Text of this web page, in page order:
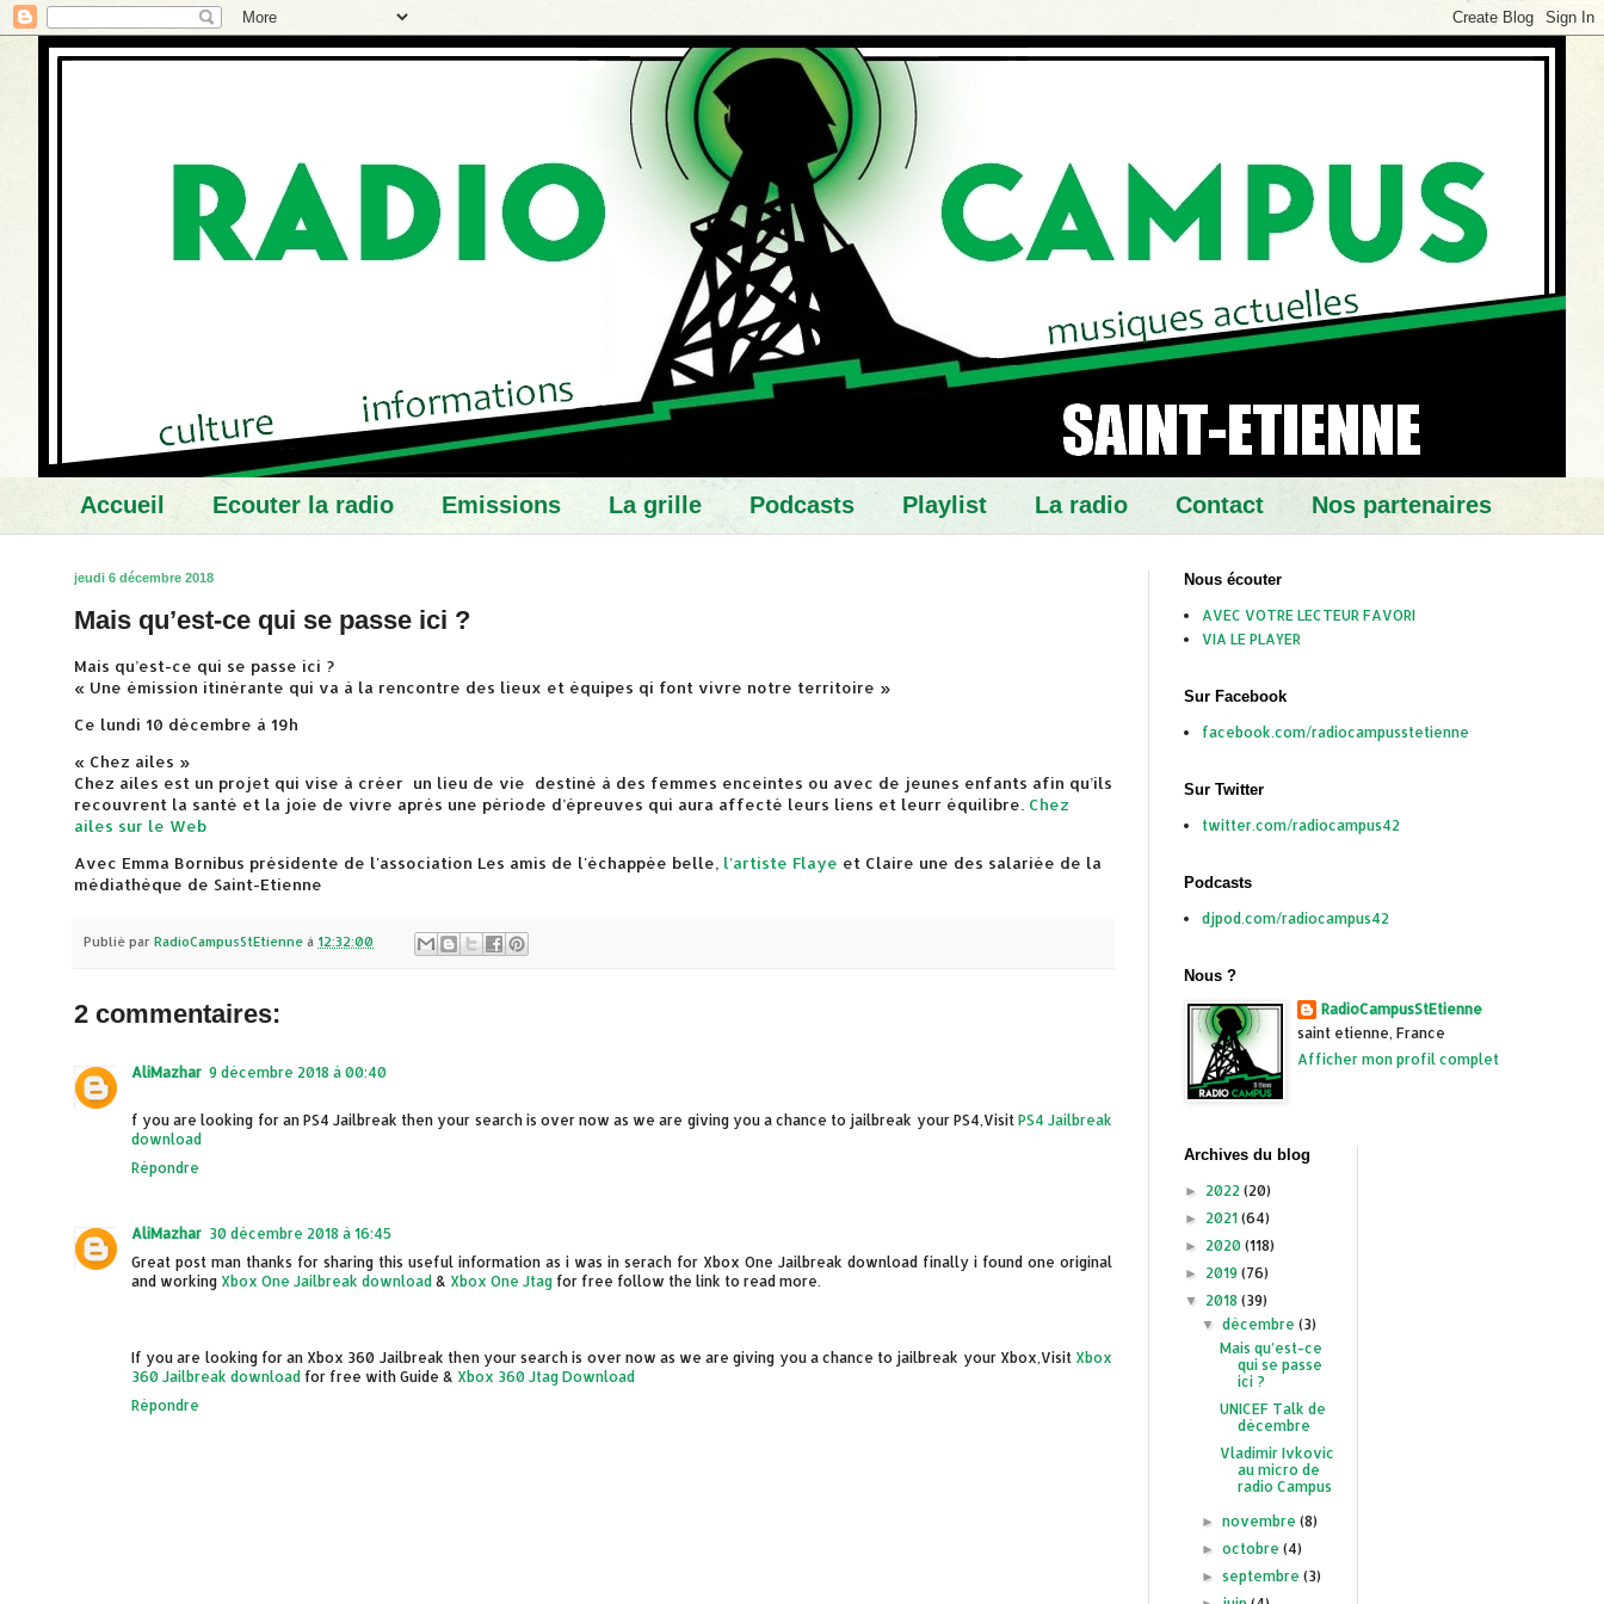
Accueil Ecouter la radio Emissions La grille Podcasts Playlist La radio Contact Nos partenaires
jeudi 6 décembre 2018
Mais qu’est-ce qui se passe ici ?
Mais qu’est-ce qui se passe ici ?
« Une émission itinérante qui va à la rencontre des lieux et équipes qi font vivre notre territoire »
Ce lundi 10 décembre à 19h
« Chez ailes »
Chez ailes est un projet qui vise à créer un lieu de vie destiné à des femmes enceintes ou avec de jeunes enfants afin qu’ils
recouvrent la santé et la joie de vivre après une période d’épreuves qui aura affecté leurs liens et leurr équilibre. Chez
ailes sur le Web
Avec Emma Bornibus présidente de l'association Les amis de l'échappée belle, l'artiste Flaye et Claire une des salariée de la
médiathèque de Saint-Etienne
Publié par RadioCampusStEtienne à 12:32:00
2 commentaires:
AliMazhar 9 décembre 2018 à 00:40
f you are looking for an PS4 Jailbreak then your search is over now as we are giving you a chance to jailbreak your PS4,Visit PS4 Jailbreak
download
Répondre
AliMazhar 30 décembre 2018 à 16:45
Great post man thanks for sharing this useful information as i was in serach for Xbox One Jailbreak download finally i found one original
and working Xbox One Jailbreak download & Xbox One Jtag for free follow the link to read more.
If you are looking for an Xbox 360 Jailbreak then your search is over now as we are giving you a chance to jailbreak your Xbox,Visit Xbox
360 Jailbreak download for free with Guide & Xbox 360 Jtag Download
Répondre
Nous écouter
AVEC VOTRE LECTEUR FAVORI
VIA LE PLAYER
Sur Facebook
facebook.com/radiocampusstetienne
Sur Twitter
twitter.com/radiocampus42
Podcasts
djpod.com/radiocampus42
Nous ?
RadioCampusStEtienne
saint etienne, France
Afficher mon profil complet
Archives du blog
► 2022 (20)
► 2021 (64)
► 2020 (118)
► 2019 (76)
▼ 2018 (39)
▼décembre(3)
Mais qu’est-ce
qui se passe
ici ?
UNICEF Talk de
décembre
Vladimir Ivkovic
au micro de
radio Campus
►novembre(8)
►octobre(4)
►septembre(3)